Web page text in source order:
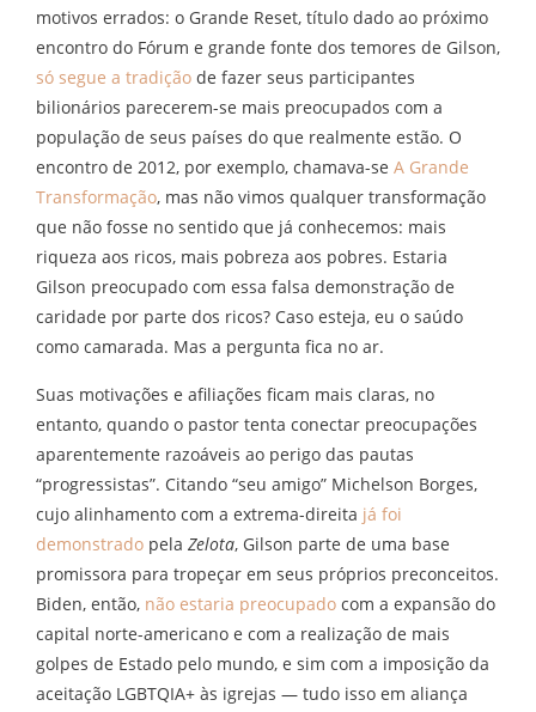
motivos errados: o Grande Reset, título dado ao próximo
encontro do Fórum e grande fonte dos temores de Gilson,
só segue a tradição de fazer seus participantes
bilionários parecerem-se mais preocupados com a
população de seus países do que realmente estão. O
encontro de 2012, por exemplo, chamava-se A Grande
Transformação, mas não vimos qualquer transformação
que não fosse no sentido que já conhecemos: mais
riqueza aos ricos, mais pobreza aos pobres. Estaria
Gilson preocupado com essa falsa demonstração de
caridade por parte dos ricos? Caso esteja, eu o saúdo
como camarada. Mas a pergunta fica no ar.
Suas motivações e afiliações ficam mais claras, no
entanto, quando o pastor tenta conectar preocupações
aparentemente razoáveis ao perigo das pautas
“progressistas”. Citando “seu amigo” Michelson Borges,
cujo alinhamento com a extrema-direita já foi
demonstrado pela Zelota, Gilson parte de uma base
promissora para tropeçar em seus próprios preconceitos.
Biden, então, não estaria preocupado com a expansão do
capital norte-americano e com a realização de mais
golpes de Estado pelo mundo, e sim com a imposição da
aceitação LGBTQIA+ às igrejas — tudo isso em aliança